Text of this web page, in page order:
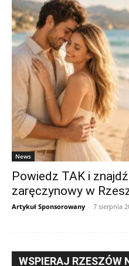
News
Powiedz TAK i
zaręczynowy w
Artykuł Sponsorowany - 7 sierpnia
WSPIERAJ RZESZÓW